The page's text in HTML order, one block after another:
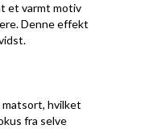
et varmt motiv
Denne effekt
hvilket
fra selve